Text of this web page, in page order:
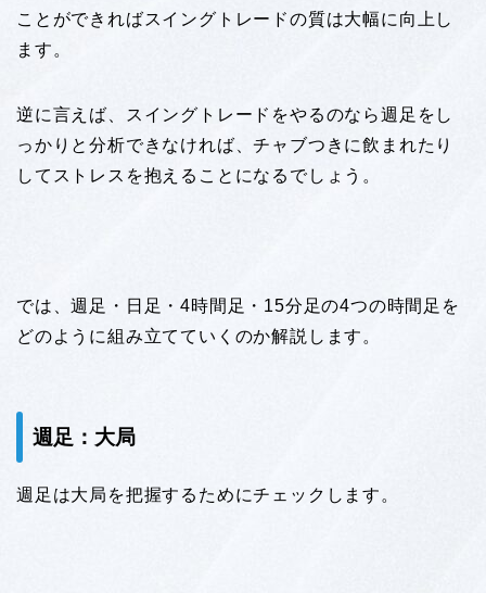
ことができればスイングトレードの質は大幅に向上し
ます。
逆に言えば、スイングトレードをやるのなら週足をし
っかりと分析できなければ、チャブつきに飲まれたり
してストレスを抱えることになるでしょう。
では、週足・日足・4時間足・15分足の4つの時間足を
どのように組み立てていくのか解説します。
週足：大局
週足は大局を把握するためにチェックします。